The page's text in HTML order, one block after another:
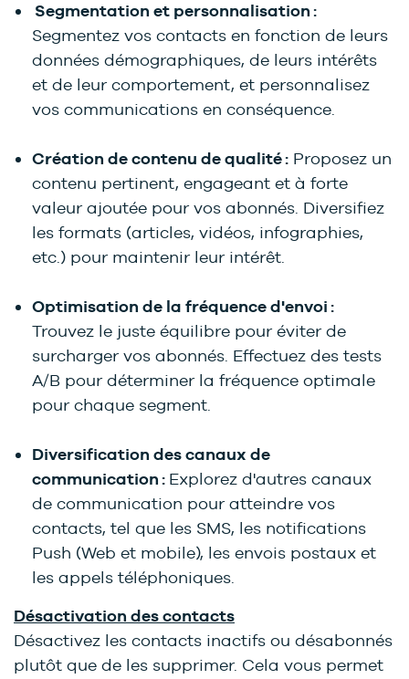
Segmentation et personnalisation :
Segmentez vos contacts en fonction de leurs
données démographiques, de leurs intérêts
et de leur comportement, et personnalisez
vos communications en conséquence.
Création de contenu de qualité : Proposez un
contenu pertinent, engageant et à forte
valeur ajoutée pour vos abonnés. Diversifiez
les formats (articles, vidéos, infographies,
etc.) pour maintenir leur intérêt.
Optimisation de la fréquence d'envoi :
Trouvez le juste équilibre pour éviter de
surcharger vos abonnés. Effectuez des tests
A/B pour déterminer la fréquence optimale
pour chaque segment.
Diversification des canaux de
communication : Explorez d'autres canaux
de communication pour atteindre vos
contacts, tel que les SMS, les notifications
Push (Web et mobile), les envois postaux et
les appels téléphoniques.
Désactivation des contacts
Désactivez les contacts inactifs ou désabonnés
plutôt que de les supprimer. Cela vous permet